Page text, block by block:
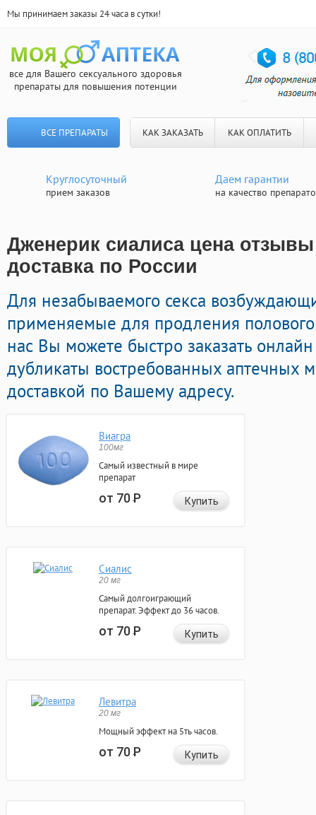
Мы принимаем заказы 24 часа в сутки!
все для Вашего сексуального здоровья
препараты для повышения потенции
ВСЕ ПРЕПАРАТЫ КАК ЗАКАЗАТЬ КАК ОПЛАТИТЬ
Круглосуточный
прием заказов
Даем гарантии
на качество
Дженерик сиалиса цена
доставка по России
Для незабываемого секса
применяемые для продления
нас Вы можете быстро заказать
дубликаты востребованных аптечных
доставкой по Вашему адресу.
Виагра
100мг
Самый известный в мире
препарат
от 70Р Купить
Сиалис
20 мг
Самый долгоиграющий
препарат. Эффект до 36 часов.
от 70Р Купить
Левитра
20 мг
Мощный эффект на 5ть часов.
от 70Р Купить